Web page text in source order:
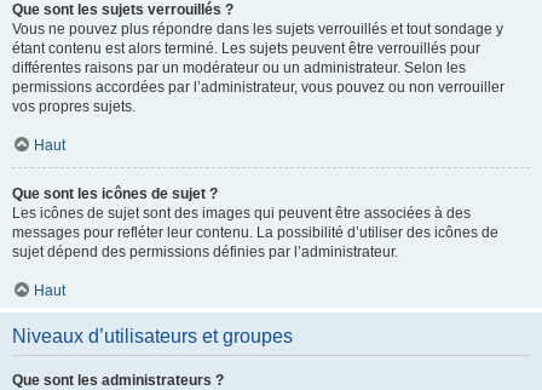
Que sont les sujets verrouillés ?
Vous ne pouvez plus répondre dans les sujets verrouillés et tout sondage y
étant contenu est alors terminé. Les sujets peuvent être verrouillés pour
différentes raisons par un modérateur ou un administrateur. Selon les
permissions accordées par l’administrateur, vous pouvez ou non verrouiller
vos propres sujets.
Haut
Que sont les icônes de sujet ?
Les icônes de sujet sont des images qui peuvent être associées à des
messages pour refléter leur contenu. La possibilité d’utiliser des icônes de
sujet dépend des permissions définies par l’administrateur.
Haut
Niveaux d’utilisateurs et groupes
Que sont les administrateurs ?